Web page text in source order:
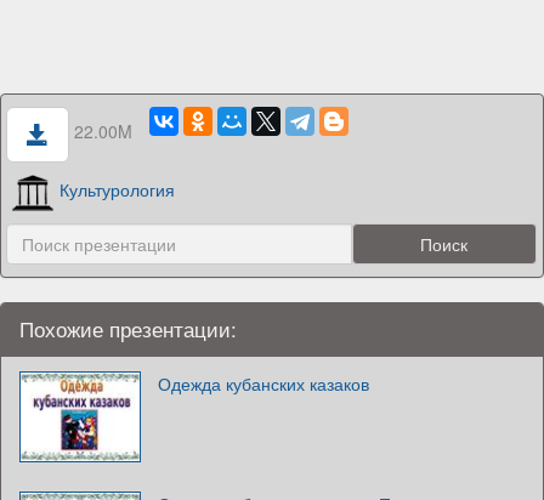
22.00M
Культурология
Похожие презентации:
Одежда кубанских казаков